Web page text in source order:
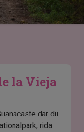
la Vieja
där du
rida